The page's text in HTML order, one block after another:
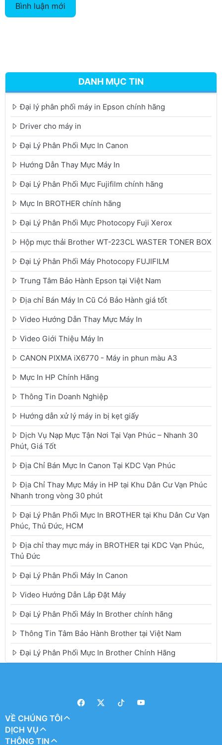
Bình luận mới
DANH MỤC TIN
Đại lý phân phối máy in Epson chính hãng
Driver cho máy in
Đại Lý Phân Phối Mực In Canon
Hướng Dẫn Thay Mực Máy In
Đại Lý Phân Phối Mực Fujifilm chính hãng
Mực In BROTHER chính hãng
Đại Lý Phân Phối Mực Photocopy Fuji Xerox
Hộp mực thải Brother WT-223CL WASTER TONER BOX
Đại Lý Phân Phối Máy Photocopy FUJIFILM
Trung Tâm Bảo Hành Epson tại Việt Nam
Địa chỉ Bán Máy In Cũ Có Bảo Hành giá tốt
Video Hướng Dẫn Thay Mực Máy In
Video Giới Thiệu Máy In
CANON PIXMA iX6770 - Máy in phun màu A3
Mực In HP Chính Hãng
Thông Tin Doanh Nghiệp
Hướng dẫn xử lý máy in bị kẹt giấy
Dịch Vụ Nạp Mực Tận Nơi Tại Vạn Phúc – Nhanh 30
Phút, Giá Tốt
Địa Chỉ Bán Mực In Canon Tại KDC Vạn Phúc
Địa Chỉ Thay Mực Máy in HP tại Khu Dân Cư Vạn Phúc
Nhanh trong vòng 30 phút
Đại Lý Phân Phối Mực In BROTHER tại Khu Dân Cư Vạn
Phúc, Thủ Đức, HCM
Địa chỉ thay mực máy in BROTHER tại KDC Vạn Phúc,
Thủ Đức
Đại Lý Phân Phối Máy In Canon
Video Hướng Dẫn Lắp Đặt Máy
Đại Lý Phân Phối Máy In Brother chính hãng
Thông Tin Tâm Bảo Hành Brother tại Việt Nam
Đại Lý Phân Phối Mực In Brother Chính Hãng
VỀ CHÚNG TÔI
DỊCH VỤ
THÔNG TIN